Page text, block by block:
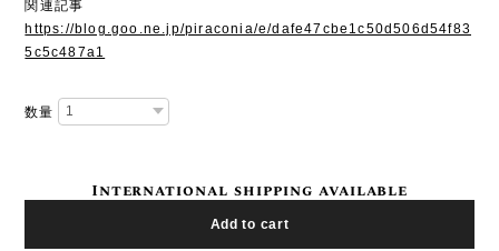
関連記事
https://blog.goo.ne.jp/piraconia/e/dafe47cbe1c50d506d54f83
5c5c487a1
数量
International shipping available
Add to cart